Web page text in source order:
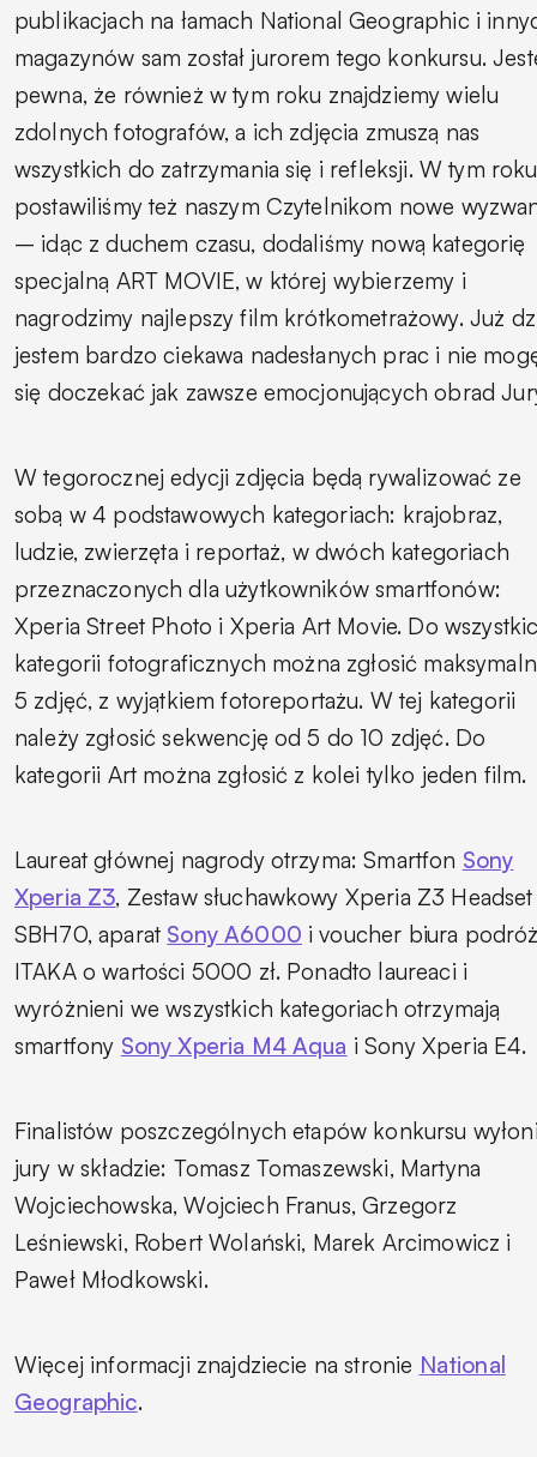
publikacjach na łamach National Geographic i
magazynów sam został jurorem tego konkursu.
pewna, że również w tym roku znajdziemy wielu
zdolnych fotografów, a ich zdjęcia zmuszą nas
wszystkich do zatrzymania się i refleksji. W tym roku
postawiliśmy też naszym Czytelnikom nowe
– idąc z duchem czasu, dodaliśmy nową kategorię
specjalną ART MOVIE, w której wybierzemy i
nagrodzimy najlepszy film krótkometrażowy. Już
jestem bardzo ciekawa nadesłanych prac i nie
się doczekać jak zawsze emocjonujących obrad
W tegorocznej edycji zdjęcia będą rywalizować ze
sobą w 4 podstawowych kategoriach: krajobraz,
ludzie, zwierzęta i reportaż, w dwóch kategoriach
przeznaczonych dla użytkowników smartfonów:
Xperia Street Photo i Xperia Art Movie. Do
kategorii fotograficznych można zgłosić
5 zdjęć, z wyjątkiem fotoreportażu. W tej kategorii
należy zgłosić sekwencję od 5 do 10 zdjęć. Do
kategorii Art można zgłosić z kolei tylko jeden film.
Laureat głównej nagrody otrzyma: Smartfon Sony
Xperia Z3, Zestaw słuchawkowy Xperia Z3 Headset
SBH70, aparat Sony A6000 i voucher biura
ITAKA o wartości 5000 zł. Ponadto laureaci i
wyróżnieni we wszystkich kategoriach otrzymają
smartfony Sony Xperia M4 Aqua i Sony Xperia E4.
Finalistów poszczególnych etapów konkursu
jury w składzie: Tomasz Tomaszewski, Martyna
Wojciechowska, Wojciech Franus, Grzegorz
Leśniewski, Robert Wolański, Marek Arcimowicz i
Paweł Młodkowski.
Więcej informacji znajdziecie na stronie National
Geographic.